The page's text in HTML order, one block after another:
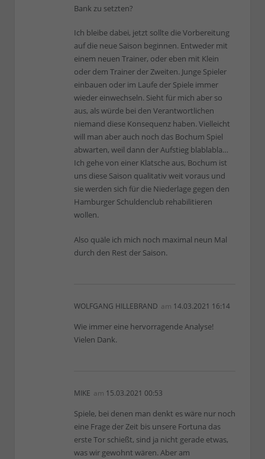
Bank zu setzten?
Ich bleibe dabei, jetzt sollte die Vorbereitung
auf die neue Saison beginnen. Entweder mit
einem neuen Trainer, oder eben mit Klein
oder dem Trainer der Zweiten. Junge Spieler
einbauen oder im Laufe der Spiele immer
wieder einwechseln. Sieht für mich aber so
aus, als würde bei den Verantwortlichen
niemand diese Konsequenz haben. Vielleicht
will man aber auch noch das Bochum Spiel
abwarten, weil dann der Aufstieg blablabla…
Ich gehe von einer Klatsche aus, Bochum ist
uns diese Saison qualitativ weit voraus und
sie werden sich für die Niederlage gegen den
Hamburger Schuldenclub rehabilitieren
wollen.
Also quäle ich mich noch maximal neun Mal
durch den Rest der Saison.
WOLFGANG HILLEBRAND am 14.03.2021 16:14
Wie immer eine hervorragende Analyse!
Vielen Dank.
MIKE am 15.03.2021 00:53
Spiele, bei denen man denkt es wäre nur noch
eine Frage der Zeit bis unsere Fortuna das
erste Tor schießt, sind ja nicht gerade etwas,
was wir gewohnt wären. Aber am